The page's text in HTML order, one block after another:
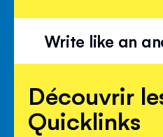
Write like an
Découvrir
Quicklinks